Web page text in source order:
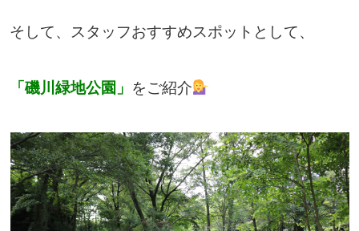
そして、スタッフおすすめスポットとして、
「磯川緑地公園」 をご紹介